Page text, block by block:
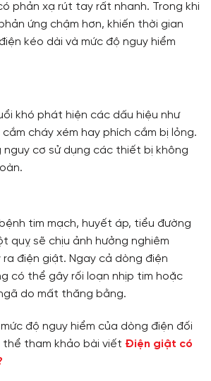
phản xạ rút tay rất nhanh. Trong khi
ứng chậm hơn, khiến thời gian
kéo dài và mức độ nguy hiểm
khó phát hiện các dấu hiệu như
cháy xém hay phích cắm bị lỏng.
cơ sử dụng các thiết bị không
tim mạch, huyết áp, tiểu đường
quỵ sẽ chịu ảnh hưởng nghiêm
điện giật. Ngay cả dòng điện
có thể gây rối loạn nhịp tim hoặc
do mất thăng bằng.
độ nguy hiểm của dòng điện đối
tham khảo bài viết Điện giật có